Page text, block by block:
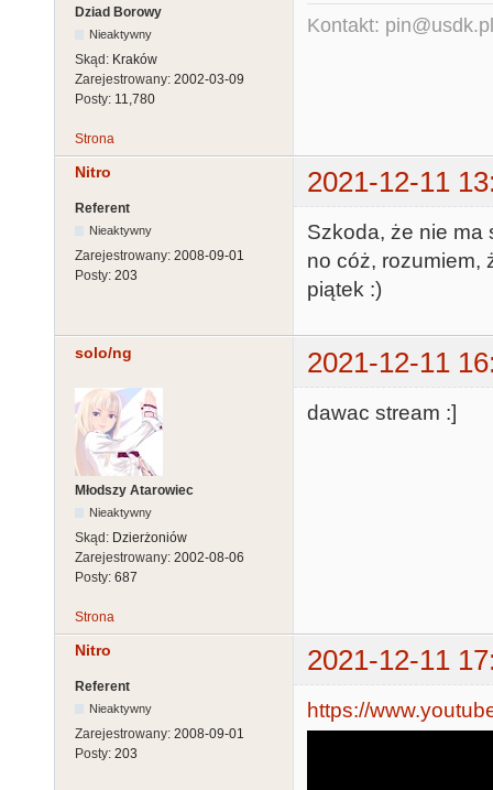
Dziad Borowy
Nieaktywny
Skąd: Kraków
Zarejestrowany: 2002-03-09
Posty: 11,780
Kontakt: pin@usdk.pl
Strona
Nitro 2021-12-11
Referent
Nieaktywny
Zarejestrowany: 2008-09-01
Posty: 203
Szkoda, że nie ma
no cóż, rozumiem,
piątek :)
solo/ng 2021-12-11
Młodszy Atarowiec
Nieaktywny
Skąd: Dzierżoniów
Zarejestrowany: 2002-08-06
Posty: 687
dawac stream :]
Strona
Nitro 2021-12-11
Referent
Nieaktywny
Zarejestrowany: 2008-09-01
Posty: 203
https://